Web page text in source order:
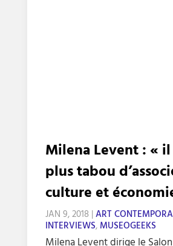
Milena Levent : « il
plus tabou
culture et
JAN 9, 2018 |ART
INTERVIEWS, MUSEOGEEKS
Milena Levent dirige le